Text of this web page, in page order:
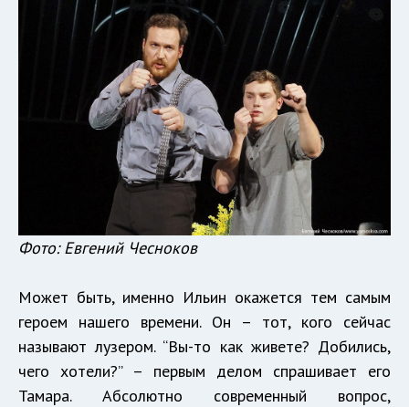
Фото: Евгений Чесноков
Может быть, именно Ильин окажется тем самым
героем нашего времени. Он – тот, кого сейчас
называют лузером. “Вы-то как живете? Добились,
чего хотели?” – первым делом спрашивает его
Тамара. Абсолютно современный вопрос,